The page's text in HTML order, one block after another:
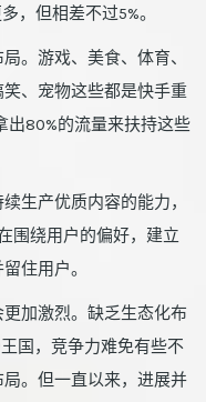
，但相差不过5%。
。游戏、美食、体育、
、宠物这些都是快手重
出80%的流量来扶持这些
生产优质内容的能力，
围绕用户的偏好，建立
住用户。
加激烈。缺乏生态化布
国，竞争力难免有些不
。但一直以来，进展并